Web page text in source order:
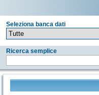
Seleziona banca dati
Ricerca semplice